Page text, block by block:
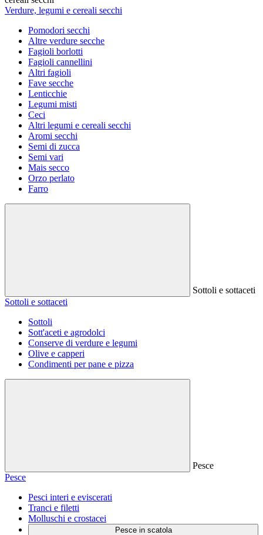
Verdure, legumi e cereali secchi
Pomodori secchi
Altre verdure secche
Fagioli borlotti
Fagioli cannellini
Altri fagioli
Fave secche
Lenticchie
Legumi misti
Ceci
Altri legumi e cereali secchi
Aromi secchi
Semi di zucca
Semi vari
Mais secco
Orzo perlato
Farro
Sottoli e sottaceti
Sottoli e sottaceti
Sottoli
Sott'aceti e agrodolci
Conserve di verdure e legumi
Olive e capperi
Condimenti per pane e pizza
Pesce
Pesce
Pesci interi e eviscerati
Tranci e filetti
Molluschi e crostacei
Pesce in scatola